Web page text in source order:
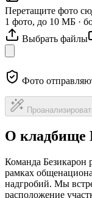
Перетащите фото
1 фото, до 10 МБ ·
Выбрать файлы
Фото
О
Команда Безикарон
рамках
надгробий. Мы
расположение